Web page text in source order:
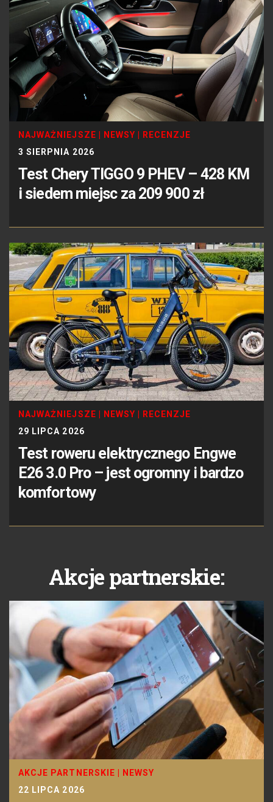
NAJWAŻNIEJSZE NEWSY
RECENZJE
3 SIERPNIA 2026
Test Chery TIGGO 9 PHEV – 428 KM
i siedem miejsc za 209 900 zł
NAJWAŻNIEJSZE NEWSY
RECENZJE
29 LIPCA 2026
Test roweru elektrycznego Engwe
E26 3.0 Pro – jest ogromny i bardzo
komfortowy
Akcje partnerskie:
AKCJE PARTNERSKIE
NEWSY
22 LIPCA 2026